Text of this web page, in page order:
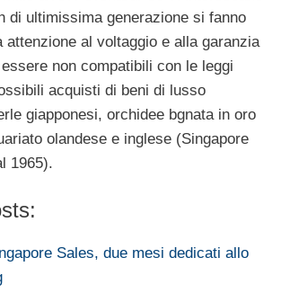
di ultimissima generazione si fanno
attenzione al voltaggio e alla garanzia
non compatibili con le leggi
acquisti di beni di lusso
giapponesi, orchidee bgnata in oro
olandese e inglese (Singapore
1965).
Sales, due mesi dedicati allo